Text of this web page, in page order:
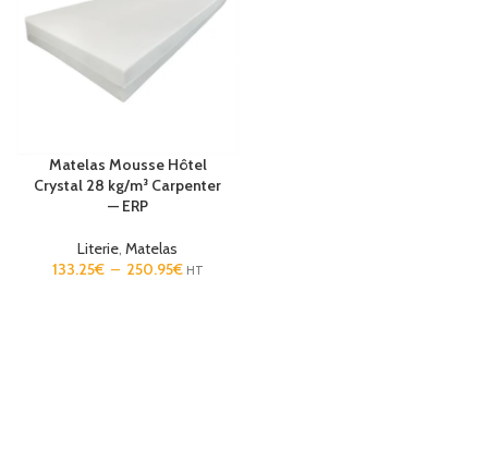
Matelas Mousse Hôtel
Crystal 28 kg/m³ Carpenter
— ERP
Literie, Matelas
133.25€ – 250.95€ HT